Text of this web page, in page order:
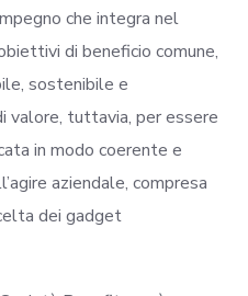
che integra nel
di beneficio comune,
sostenibile e
valore, tuttavia, per essere
in modo coerente e
aziendale, compresa
dei gadget